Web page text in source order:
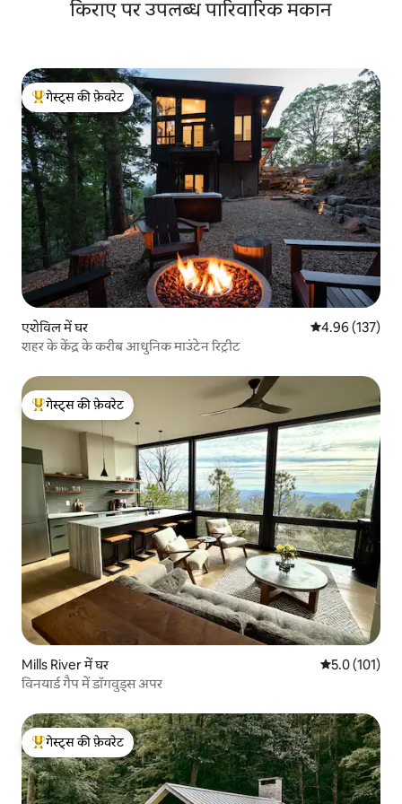
किराए पर उपलब्ध पारिवारिक मकान
गेस्ट्स का टॉप फ़ेवरेट
गेस्ट्स की फ़ेवरेट
एशेविल में घर औसत रेटिंग 5 में से
4.96 (137)
शहर के केंद्र के करीब आधुनिक माउंटेन रिट्रीट
गेस्ट्स का टॉप फ़ेवरेट
गेस्ट्स की फ़ेवरेट
Mills River में घर औसत रेटिंग 5 में
5.0 (101)
विनयार्ड गैप में डॉगवुड्स अपर
गेस्ट्स का टॉप फ़ेवरेट
गेस्ट्स की फ़ेवरेट